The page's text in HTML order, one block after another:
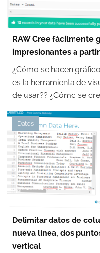
RAW Cree fácilmente
impresionantes a
¿Cómo se hacen
es la herramienta de
de usar?? ¿Cómo se
Datos
Delimitar datos de
nueva línea, dos
vertical